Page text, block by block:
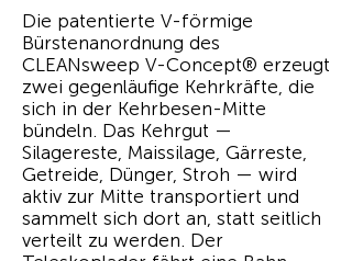
Die patentierte V-förmige
Bürstenanordnung des
CLEANsweep V-Concept® erzeugt
zwei gegenläufige Kehrkräfte, die
sich in der Kehrbesen-Mitte
bündeln. Das Kehrgut —
Silagereste, Maissilage, Gärreste,
Getreide, Dünger, Stroh — wird
aktiv zur Mitte transportiert und
sammelt sich dort an, statt seitlich
verteilt zu werden. Der